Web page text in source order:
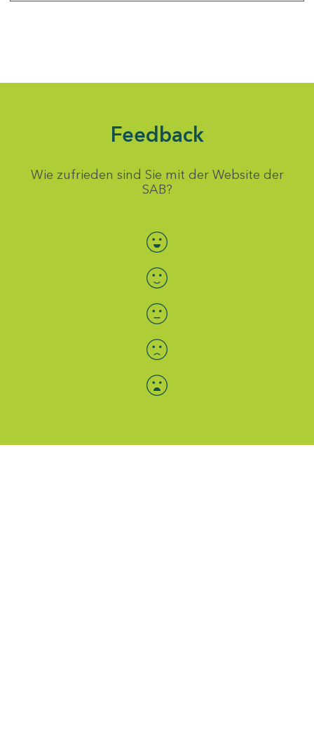
Feedback
Wie zufrieden sind Sie mit der Website der
SAB?
Bewertung auswählen